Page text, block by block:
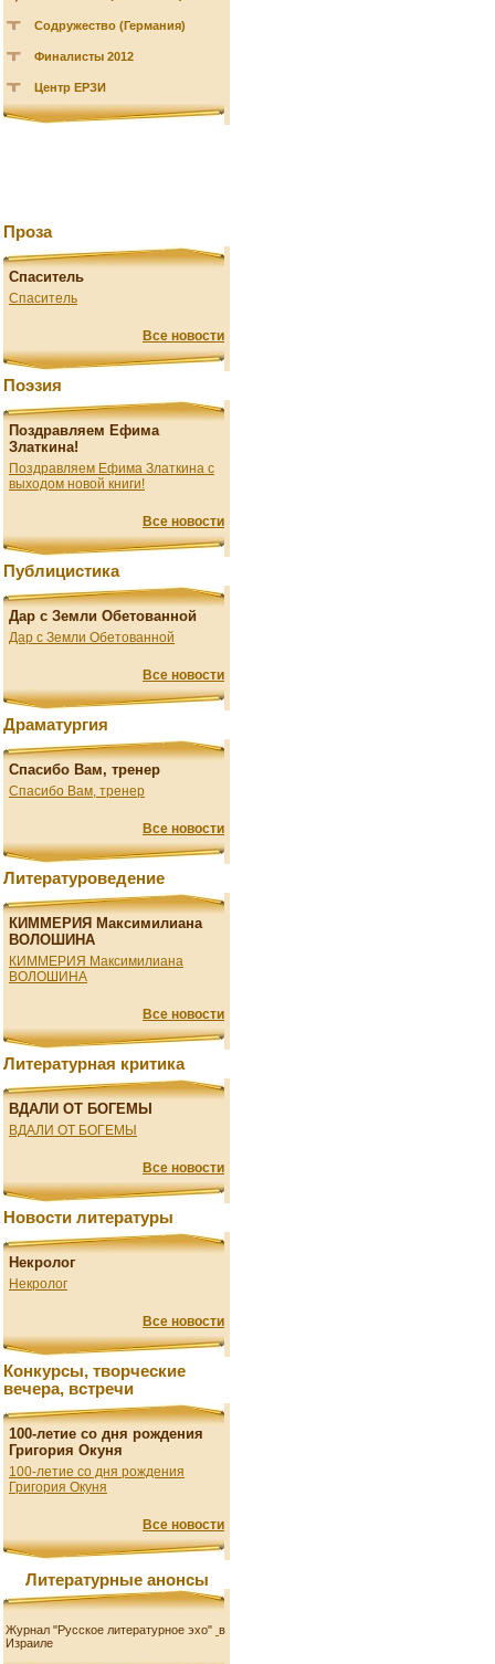
Содружество (Германия)
Финалисты 2012
Центр ЕРЗИ
Проза
Спаситель
Спаситель
Все новости
Поэзия
Поздравляем Ефима
Златкина!
Поздравляем Ефима Златкина с
выходом новой книги!
Все новости
Публицистика
Дар с Земли Обетованной
Дар с Земли Обетованной
Все новости
Драматургия
Спасибо Вам, тренер
Спасибо Вам, тренер
Все новости
Литературоведение
КИММЕРИЯ Максимилиана
ВОЛОШИНА
КИММЕРИЯ Максимилиана
ВОЛОШИНА
Все новости
Литературная критика
ВДАЛИ ОТ БОГЕМЫ
ВДАЛИ ОТ БОГЕМЫ
Все новости
Новости литературы
Некролог
Некролог
Все новости
Конкурсы, творческие
вечера, встречи
100-летие со дня рождения
Григория Окуня
100-летие со дня рождения
Григория Окуня
Все новости
Литературные анонсы
Журнал "Русское литературное эхо" в
Израиле